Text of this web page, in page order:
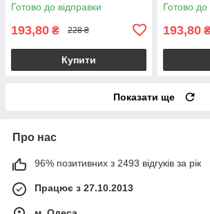
Готово до відправки
193,80 ₴ 228 ₴
Купити
Готово до
193,80
Показати ще
Про нас
96% позитивних з 2493 відгуків за рік
Працює з 27.10.2013